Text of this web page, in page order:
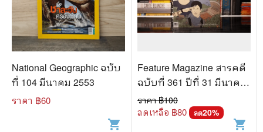
National Geographic ฉบับ
ที่ 104 มีนาคม 2553
ราคา ฿60
shopping_cart
Feature Magazine สารคดี
ฉบับที่ 361 ปีที่ 31 มีนาคม
2558 (30 คนสีเขียว)
ราคา ฿100
ลดเหลือ ฿80 ลด20%
shopping_cart